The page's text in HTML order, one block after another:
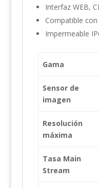
Interfaz WEB,
Compatible con
Impermeable
Gama
Sensor de
imagen
Resolución
máxima
Tasa Main
Stream